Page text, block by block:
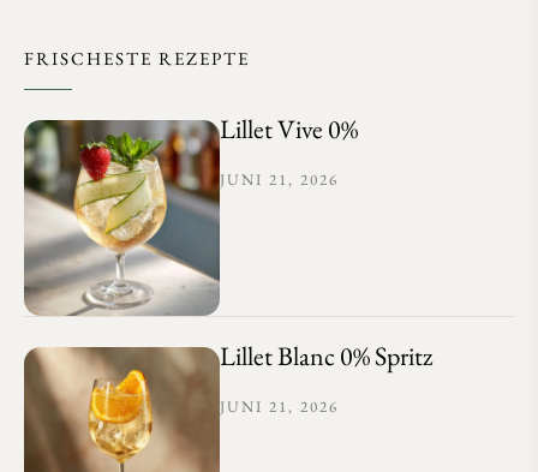
FRISCHESTE REZEPTE
Lillet Vive 0%
JUNI 21, 2026
Lillet Blanc 0% Spritz
JUNI 21, 2026